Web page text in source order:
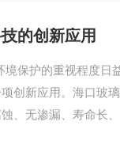
的创新应用
境保护的重视程度
创新应用。海口玻
、无渗漏、寿命长